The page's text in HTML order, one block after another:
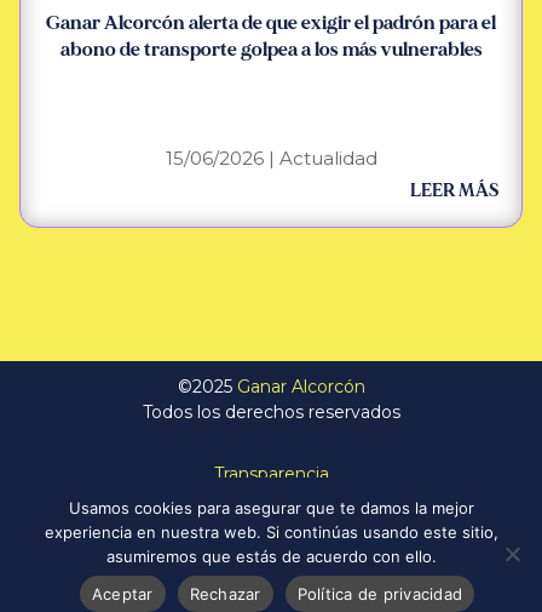
Ganar Alcorcón alerta de que exigir el padrón para el
abono de transporte golpea a los más vulnerables
15/06/2026| Actualidad
LEER MÁS
©2025 Ganar Alcorcón
Todos los derechos reservados
Transparencia
Política de Privacidad
Aviso Legal
Política de Cookies
Usamos cookies para asegurar que te damos la mejor
experiencia en nuestra web. Si continúas usando este sitio,
asumiremos que estás de acuerdo con ello.
Aceptar
Rechazar Política de privacidad